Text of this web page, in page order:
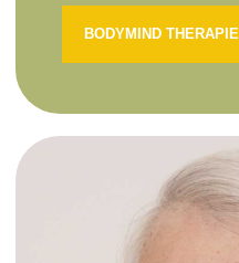
BODYMIND THERAPIE